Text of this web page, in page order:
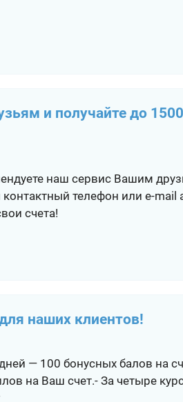
и получайте до
наш сервис Вашим
телефон или e-mail
счета!
наших клиентов!
— 100 бонусных балов на
на Ваш счет.- За четыре